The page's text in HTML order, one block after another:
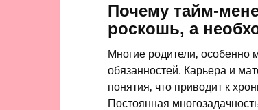
Почему тайм-
роскошь‚ а
Многие родители‚ особенно
обязанностей. Карьера и
понятия‚ что приводит к
Постоянная